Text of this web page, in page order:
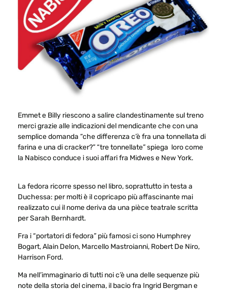
Emmet e Billy riescono a salire clandestinamente sul treno
merci grazie alle indicazioni del mendicante che con una
semplice domanda “che differenza c’è fra una tonnellata di
farina e una di cracker?” “tre tonnellate” spiega loro come
la Nabisco conduce i suoi affari fra Midwes e New York.
La fedora ricorre spesso nel libro, soprattutto in testa a
Duchessa: per molti è il copricapo più affascinante mai
realizzato cui il nome deriva da una pièce teatrale scritta
per Sarah Bernhardt.
Fra i “portatori di fedora” più famosi ci sono Humphrey
Bogart, Alain Delon, Marcello Mastroianni, Robert De Niro,
Harrison Ford.
Ma nell’immaginario di tutti noi c’è una delle sequenze più
note della storia del cinema, il bacio fra Ingrid Bergman e